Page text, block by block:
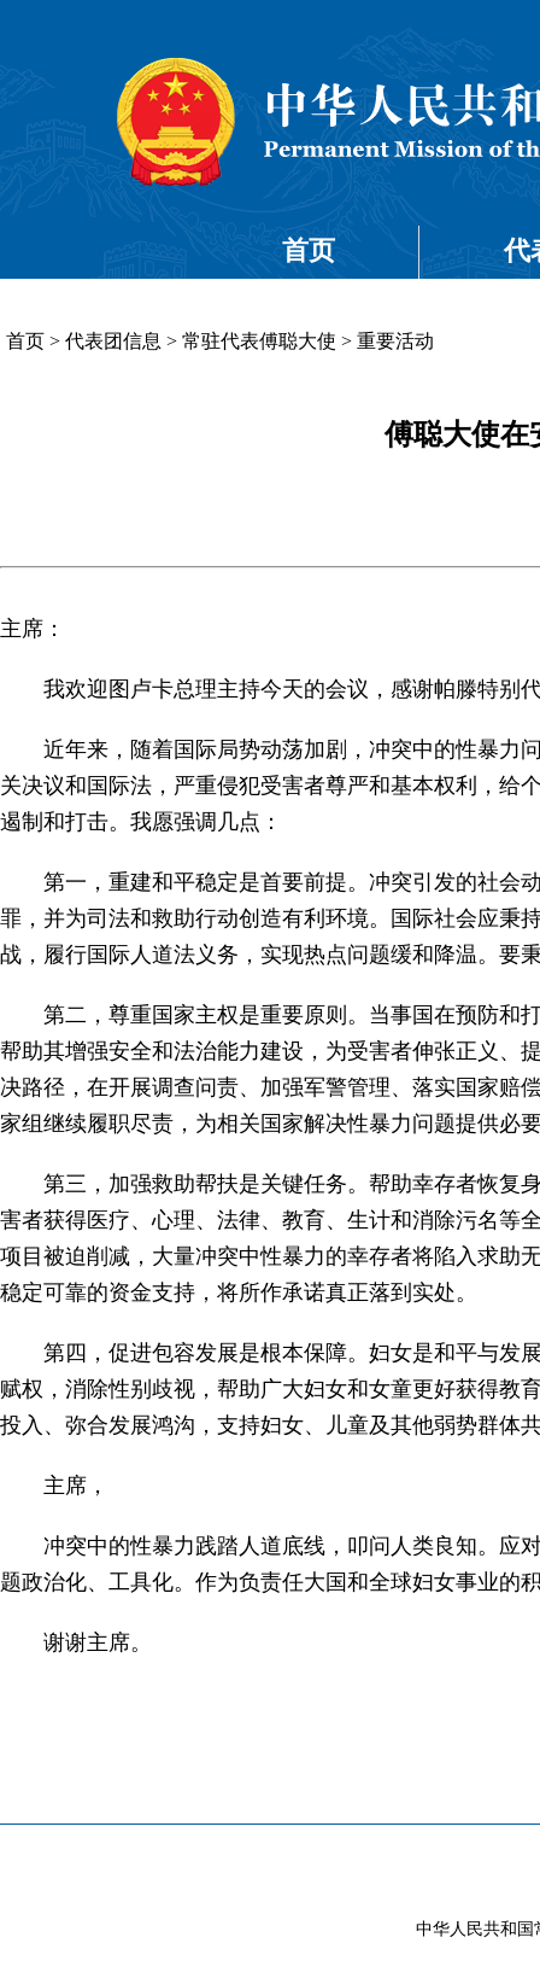
首页 代
首页 > 代表团信息 > 常驻代表傅聪大使 > 重要活动
傅聪大使在
主席：
我欢迎图卢卡总理主持今天的会议，感谢帕滕特别
近年来，随着国际局势动荡加剧，冲突中的性暴力
关决议和国际法，严重侵犯受害者尊严和基本权利，给
遏制和打击。我愿强调几点：
第一，重建和平稳定是首要前提。冲突引发的社会
罪，并为司法和救助行动创造有利环境。国际社会应秉
战，履行国际人道法义务，实现热点问题缓和降温。要
第二，尊重国家主权是重要原则。当事国在预防和
帮助其增强安全和法治能力建设，为受害者伸张正义、
决路径，在开展调查问责、加强军警管理、落实国家赔
家组继续履职尽责，为相关国家解决性暴力问题提供必
第三，加强救助帮扶是关键任务。帮助幸存者恢复
害者获得医疗、心理、法律、教育、生计和消除污名等
项目被迫削减，大量冲突中性暴力的幸存者将陷入求助
稳定可靠的资金支持，将所作承诺真正落到实处。
第四，促进包容发展是根本保障。妇女是和平与发
赋权，消除性别歧视，帮助广大妇女和女童更好获得教
投入、弥合发展鸿沟，支持妇女、儿童及其他弱势群体
主席，
冲突中的性暴力践踏人道底线，叩问人类良知。应
题政治化、工具化。作为负责任大国和全球妇女事业的
谢谢主席。
中华人民共和国